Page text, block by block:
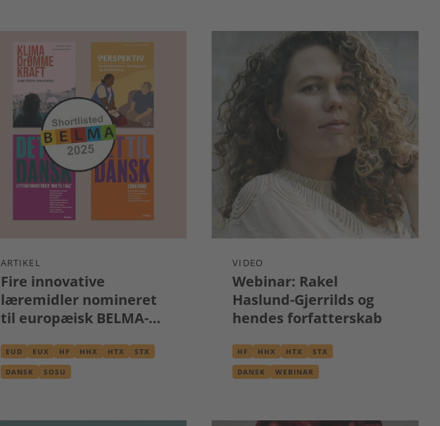
ARTIKEL
Fire innovative
læremidler nomineret
til europæisk BELMA-
EUD EUX HF HHX HTX STX
DANSK SOSU
VIDEO
Webinar: Rakel
Haslund-Gjerrilds og
hendes forfatterskab
HF HHX HTX STX
DANSK WEBINAR